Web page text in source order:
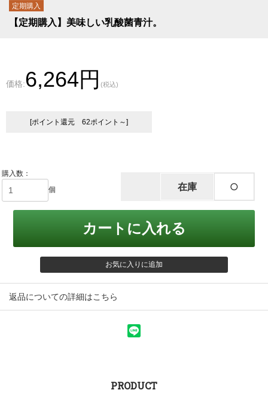
定期購入
【定期購入】美味しい乳酸菌青汁。
価格:6,264円 (税込)
[ポイント還元 62ポイント～]
購入数：
個
在庫 ○
返品についての詳細はこちら
PRODUCT